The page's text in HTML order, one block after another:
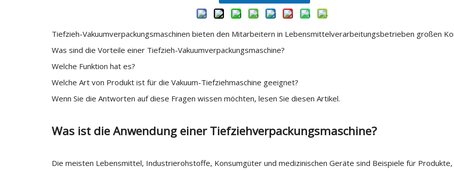
Tiefzieh-Vakuumverpackungsmaschinen bieten den Mitarbeitern in Lebensmittelverarbeitungsbetrieben großen
Was sind die Vorteile einer Tiefzieh-Vakuumverpackungsmaschine?
Welche Funktion hat es?
Welche Art von Produkt ist für die Vakuum-Tiefziehmaschine geeignet?
Wenn Sie die Antworten auf diese Fragen wissen möchten, lesen Sie diesen Artikel.
Was ist die Anwendung einer Tiefziehverpackungsmaschine?
Die meisten Lebensmittel, Industrierohstoffe, Konsumgüter und medizinischen Geräte sind Beispiele für